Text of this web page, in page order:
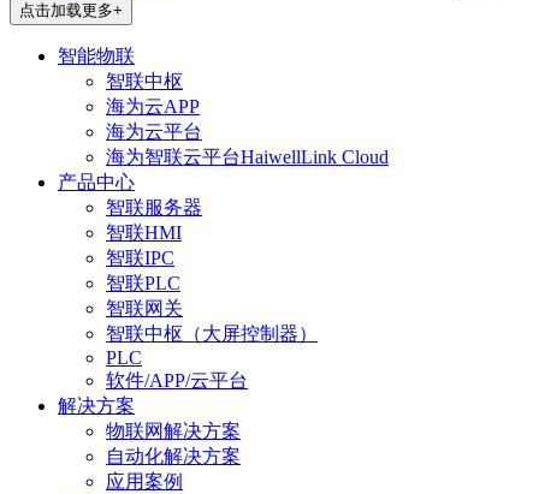
点击加载更多+
智能物联
智联中枢
海为云APP
海为云平台
海为智联云平台HaiwellLink Cloud
产品中心
智联服务器
智联HMI
智联IPC
智联PLC
智联网关
智联中枢（大屏控制器）
PLC
软件/APP/云平台
解决方案
物联网解决方案
自动化解决方案
应用案例